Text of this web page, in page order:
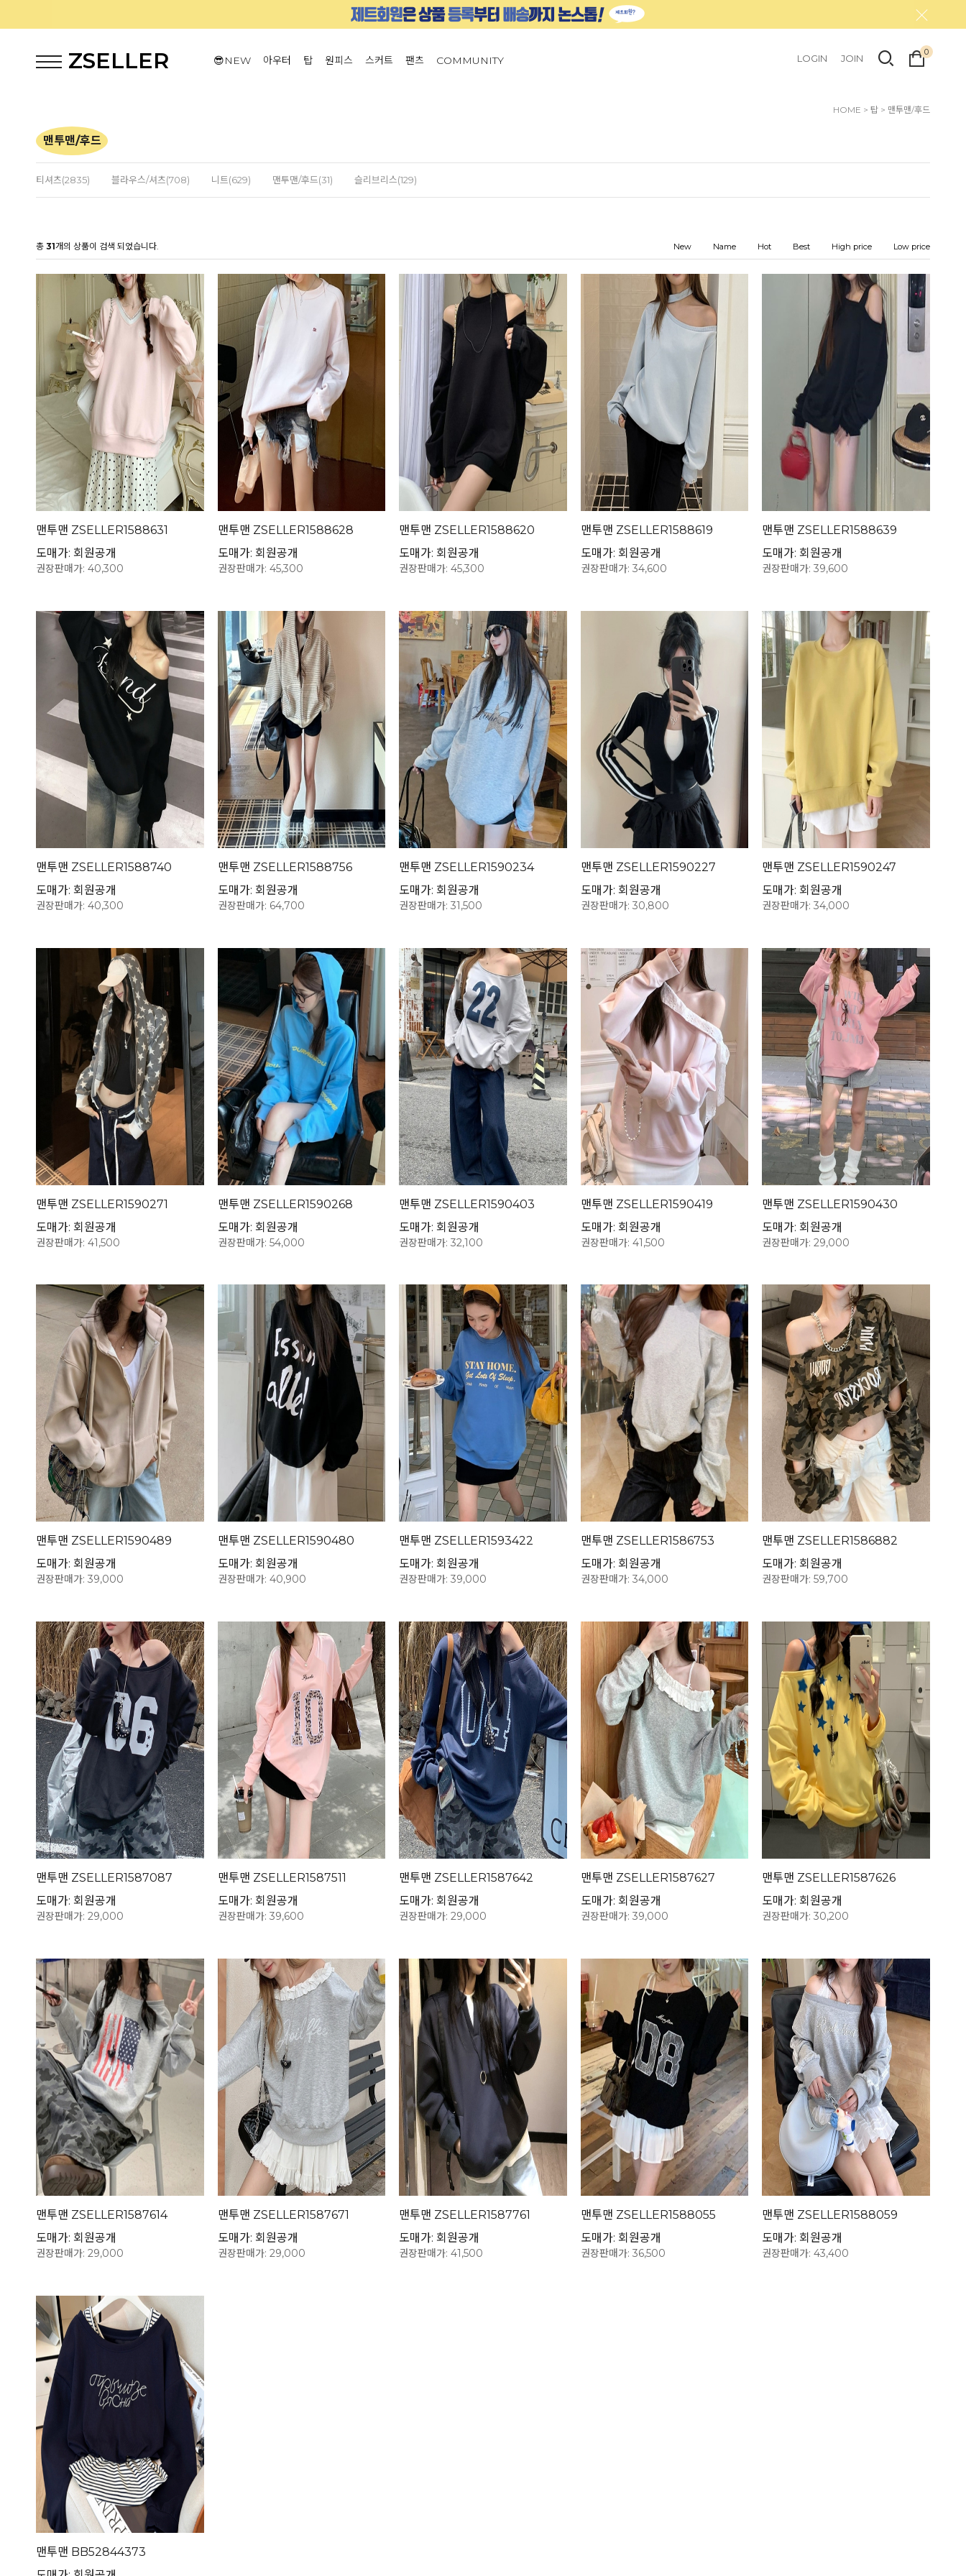
ZSELLER 😎NEW 아우터 탑 원피스 스커트 팬츠 COMMUNITY LOGIN JOIN
0
HOME > 탑 > 맨투맨/후드
맨투맨/후드
티셔츠(2835) 블라우스/셔츠(708) 니트(629) 맨투맨/후드(31) 슬리브리스(129)
총 31개의 상품이 검색 되었습니다. New Name Hot Best High price Low price
맨투맨 ZSELLER1588631
도매가: 회원공개
권장판매가: 40,300
맨투맨 ZSELLER1588628
도매가: 회원공개
권장판매가: 45,300
맨투맨 ZSELLER1588620
도매가: 회원공개
권장판매가: 45,300
맨투맨 ZSELLER1588619
도매가: 회원공개
권장판매가: 34,600
맨투맨 ZSELLER1588639
도매가: 회원공개
권장판매가: 39,600
맨투맨 ZSELLER1588740
도매가: 회원공개
권장판매가: 40,300
맨투맨 ZSELLER1588756
도매가: 회원공개
권장판매가: 64,700
맨투맨 ZSELLER1590234
도매가: 회원공개
권장판매가: 31,500
맨투맨 ZSELLER1590227
도매가: 회원공개
권장판매가: 30,800
맨투맨 ZSELLER1590247
도매가: 회원공개
권장판매가: 34,000
맨투맨 ZSELLER1590271
도매가: 회원공개
권장판매가: 41,500
맨투맨 ZSELLER1590268
도매가: 회원공개
권장판매가: 54,000
맨투맨 ZSELLER1590403
도매가: 회원공개
권장판매가: 32,100
맨투맨 ZSELLER1590419
도매가: 회원공개
권장판매가: 41,500
맨투맨 ZSELLER1590430
도매가: 회원공개
권장판매가: 29,000
맨투맨 ZSELLER1590489
도매가: 회원공개
권장판매가: 39,000
맨투맨 ZSELLER1590480
도매가: 회원공개
권장판매가: 40,900
맨투맨 ZSELLER1593422
도매가: 회원공개
권장판매가: 39,000
맨투맨 ZSELLER1586753
도매가: 회원공개
권장판매가: 34,000
맨투맨 ZSELLER1586882
도매가: 회원공개
권장판매가: 59,700
맨투맨 ZSELLER1587087
도매가: 회원공개
권장판매가: 29,000
맨투맨 ZSELLER1587511
도매가: 회원공개
권장판매가: 39,600
맨투맨 ZSELLER1587642
도매가: 회원공개
권장판매가: 29,000
맨투맨 ZSELLER1587627
도매가: 회원공개
권장판매가: 39,000
맨투맨 ZSELLER1587626
도매가: 회원공개
권장판매가: 30,200
맨투맨 ZSELLER1587614
도매가: 회원공개
권장판매가: 29,000
맨투맨 ZSELLER1587671
도매가: 회원공개
권장판매가: 29,000
맨투맨 ZSELLER1587761
도매가: 회원공개
권장판매가: 41,500
맨투맨 ZSELLER1588055
도매가: 회원공개
권장판매가: 36,500
맨투맨 ZSELLER1588059
도매가: 회원공개
권장판매가: 43,400
맨투맨 BB52844373